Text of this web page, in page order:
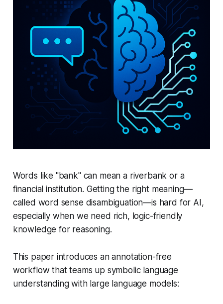
Words like "bank" can mean a riverbank or a
financial institution. Getting the right meaning—
called word sense disambiguation—is hard for AI,
especially when we need rich, logic-friendly
knowledge for reasoning.
This paper introduces an annotation-free
workflow that teams up symbolic language
understanding with large language models: